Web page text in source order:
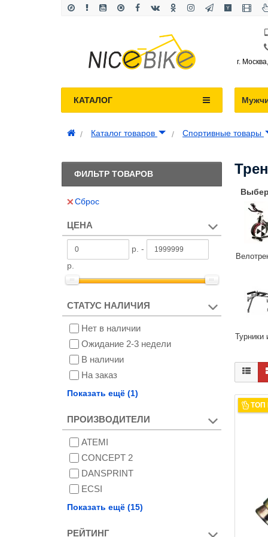
г.
КАТАЛОГ
Каталог товаров Спортивные товары
ФИЛЬТР ТОВАРОВ
Сброс
ЦЕНА
р. -
р.
СТАТУС НАЛИЧИЯ
Нет в наличии
Ожидание 2-3 недели
В наличии
На заказ
Снят с производства
Показать ещё (1)
ПРОИЗВОДИТЕЛИ
ATEMI
CONCEPT 2
DANSPRINT
ECSI
ELITE
Показать ещё (15)
РЕЙТИНГ
Турники
ТОП